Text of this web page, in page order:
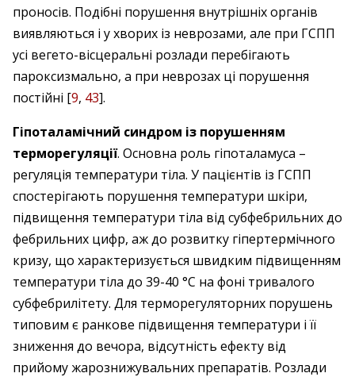
проносів. Подібні порушення внутрішніх органів
виявляються і у хворих із неврозами, але при ГСПП
усі вегето-вісцеральні розлади перебігають
пароксизмально, а при неврозах ці порушення
постійні [9, 43].
Гіпоталамічний синдром із порушенням
терморегуляції. Основна роль гіпоталамуса –
регуляція температури тіла. У пацієнтів із ГСПП
спостерігають порушення температури шкіри,
підвищення температури тіла від субфебрильних до
фебрильних цифр, аж до розвитку гіпертермічного
кризу, що характеризується швидким підвищенням
температури тіла до 39-40 °С на фоні тривалого
субфебрилітету. Для терморегуляторних порушень
типовим є ранкове підвищення температури і її
зниження до вечора, відсутність ефекту від
прийому жарознижувальних препаратів. Розлади